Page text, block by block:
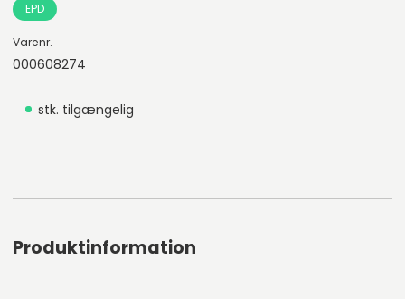
EPD
Varenr.
000608274
stk. tilgængelig
Produktinformation